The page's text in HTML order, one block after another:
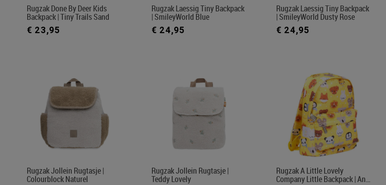
Rugzak Done By Deer Kids
Backpack | Tiny Trails Sand
€ 23,95
Rugzak Laessig Tiny Backpack
| SmileyWorld Blue
€ 24,95
Rugzak Laessig Tiny Backpack
| SmileyWorld Dusty Rose
€ 24,95
Rugzak Jollein Rugtasje |
Colourblock Naturel
Rugzak Jollein Rugtasje |
Teddy Lovely
Rugzak A Little Lovely
Company Little Backpack | An…